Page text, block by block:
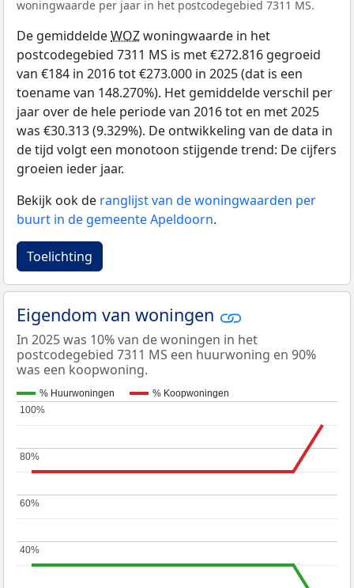
woningwaarde per jaar in het postcodegebied 7311 MS.
De gemiddeldeWOZwoningwaarde in het
postcodegebied 7311 MS is met €272.816 gegroeid
van €184 in 2016 tot €273.000 in 2025 (dat is een
toename van 148.270%). Het gemiddelde verschil per
jaar over de hele periode van 2016 tot en met 2025
was €30.313 (9.329%). De ontwikkeling van de data in
de tijd volgt een monotoon stijgende trend: De cijfers
groeien ieder jaar.
Bekijk ook de ranglijst van de woningwaarden per
buurt in de gemeente Apeldoorn.
Toelichting
Eigendom van woningen
In 2025 was 10% van de woningen in het
postcodegebied 7311 MS een huurwoning en 90%
was een koopwoning.
% Huurwoningen % Koopwoningen
40%
40%
60%
60%
80%
80%
100%
100%